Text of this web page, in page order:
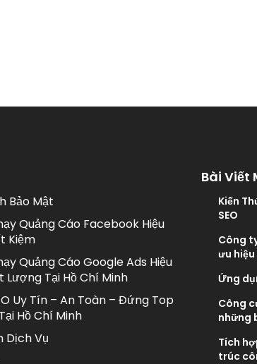
Bảo Mật
Quảng Cáo Facebook Hiệu
Kiệm
Quảng Cáo Google Ads Hiệu
Lượng Tại Hồ Chí Minh
Uy Tín – An Toàn – Đứng Top
Hồ Chí Minh
Dịch Vụ
Bài Viết
Kiến
SEO
Công
ưu
Ứng
Công
những
Tích
trúc